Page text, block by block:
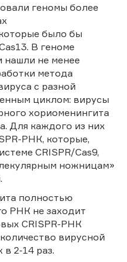
геномы более
было бы
В геноме
нашли не менее
метода
с разной
циклом: вирусы
хориоменингита
Для каждого из них
РНК, которые,
CRISPR/Cas9,
ножницам»
полностью
РНК не заходит
CRISPR-РНК
вирусной
2-14 раз.